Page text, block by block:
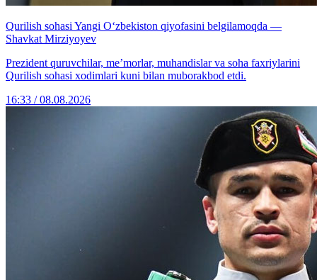
Qurilish sohasi Yangi O‘zbekiston qiyofasini belgilamoqda —
Shavkat Mirziyoyev
Prezident quruvchilar, me’morlar, muhandislar va soha faxriylarini
Qurilish sohasi xodimlari kuni bilan muborakbod etdi.
16:33 / 08.08.2026